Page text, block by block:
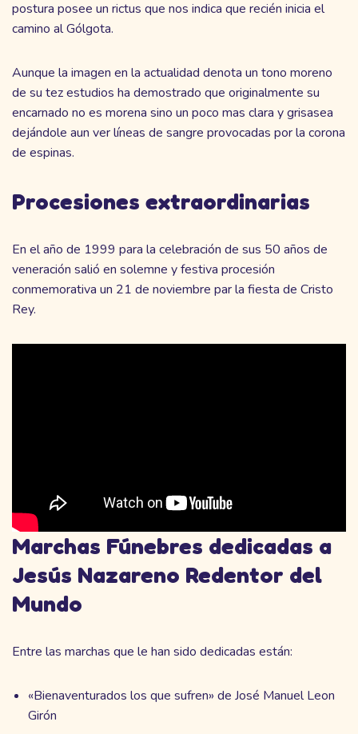
postura posee un rictus que nos indica que recién inicia el
camino al Gólgota.
Aunque la imagen en la actualidad denota un tono moreno
de su tez estudios ha demostrado que originalmente su
encarnado no es morena sino un poco mas clara y grisasea
dejándole aun ver líneas de sangre provocadas por la corona
de espinas.
Procesiones extraordinarias
En el año de 1999 para la celebración de sus 50 años de
veneración salió en solemne y festiva procesión
conmemorativa un 21 de noviembre par la fiesta de Cristo
Rey.
Marchas Fúnebres dedicadas a
Jesús Nazareno Redentor del
Mundo
Entre las marchas que le han sido dedicadas están:
«Bienaventurados los que sufren» de José Manuel Leon
Girón